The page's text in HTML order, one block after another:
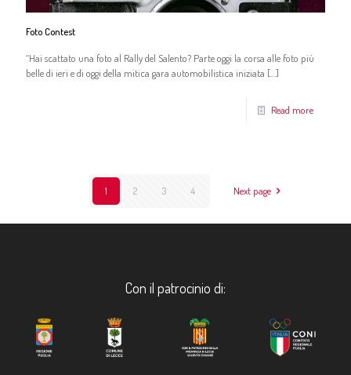
Foto Contest
“Hai scattato una foto al Rally del Salento? Parte oggi la corsa alle foto più
belle di ieri e di oggi della mitica gara automobilistica iniziata […]
Read more
1 2 3 4 Next page
Con il patrocinio di: